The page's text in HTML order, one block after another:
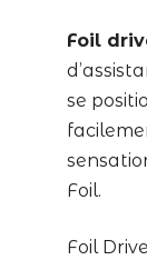
Foil
se
Foil.
Foil